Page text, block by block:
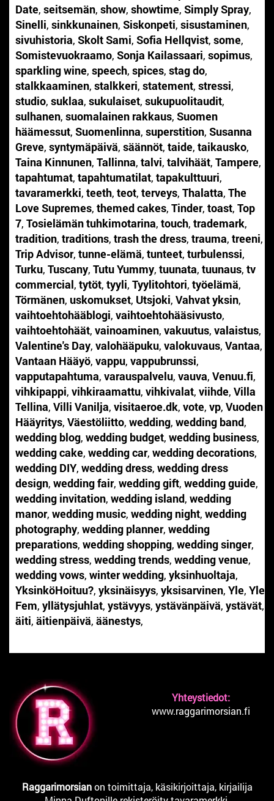
Date, seitsemän, show, showtime, Simply Spray,
Sinelli, sinkkunainen, Siskonpeti, sisustaminen,
sivuhistoria, Skolt Sami, Sofia Hellqvist, some,
Somistevuokraamo, Sonja Kailassaari, sopimus,
sparkling wine, speech, spices, stag do,
stalkkaaminen, stalkkeri, statement, stressi,
studio, suklaa, sukulaiset, sukupuolitaudit,
sulhanen, suomalainen rakkaus, Suomen
häämessut, Suomenlinna, superstition, Susanna
Greve, syntymäpäivä, säännöt, taide, taikausko,
Taina Kinnunen, Tallinna, talvi, talvihäät, Tampere,
tapahtumat, tapahtumatilat, tapakulttuuri,
tavaramerkki, teeth, teot, terveys, Thalatta, The
Love Supremes, themed cakes, Tinder, toast, Top
7, Tosielämän tuhkimotarina, touch, trademark,
tradition, traditions, trash the dress, trauma, treeni,
Trip Advisor, tunne-elämä, tunteet, turbulenssi,
Turku, Tuscany, Tutu Yummy, tuunata, tuunaus, tv
commercial, tytöt, tyyli, Tyylitohtori, työelämä,
Törmänen, uskomukset, Utsjoki, Vahvat yksin,
vaihtoehtohääblogi, vaihtoehtohääsivusto,
vaihtoehtohäät, vainoaminen, vakuutus, valaistus,
Valentine's Day, valohääpuku, valokuvaus, Vantaa,
Vantaan Hääyö, vappu, vappubrunssi,
vapputapahtuma, varauspalvelu, vauva, Venuu.fi,
vihkipappi, vihkiraamattu, vihkivalat, viihde, Villa
Tellina, Villi Vanilja, visitaeroe.dk, vote, vp, Vuoden
Hääyritys, Väestöliitto, wedding, wedding band,
wedding blog, wedding budget, wedding business,
wedding cake, wedding car, wedding decorations,
wedding DIY, wedding dress, wedding dress
design, wedding fair, wedding gift, wedding guide,
wedding invitation, wedding island, wedding
manor, wedding music, wedding night, wedding
photography, wedding planner, wedding
preparations, wedding shopping, wedding singer,
wedding stress, wedding trends, wedding venue,
wedding vows, winter wedding, yksinhuoltaja,
YksinköHoituu?, yksinäisyys, yksisarvinen, Yle, Yle
Fem, yllätysjuhlat, ystävyys, ystävänpäivä, ystävät,
äiti, äitienpäivä, äänestys,
Raggarimorsianon toimittaja, käsikirjoittaja, kirjailija
Yhteystiedot:
www.raggarimorsian.fi